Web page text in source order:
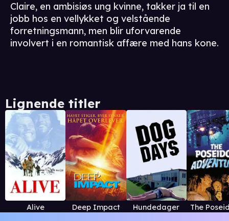
Claire, en ambisiøs ung kvinne, takker ja til en
jobb hos en vellykket og velstående
forretningsmann, men blir uforvarende
involvert i en romantisk affære med hans kone.
Lignende titler
Alive Deep Impact Hundedager